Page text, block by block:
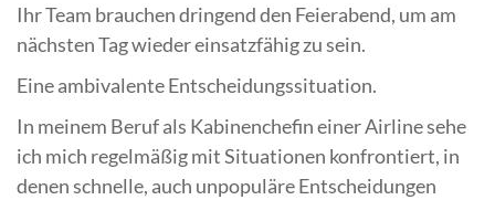
Ihr Team brauchen dringend den Feierabend, um am
nächsten Tag wieder einsatzfähig zu sein.
Eine ambivalente Entscheidungssituation.
In meinem Beruf als Kabinenchefin einer Airline sehe
ich mich regelmäßig mit Situationen konfrontiert, in
denen schnelle, auch unpopuläre Entscheidungen